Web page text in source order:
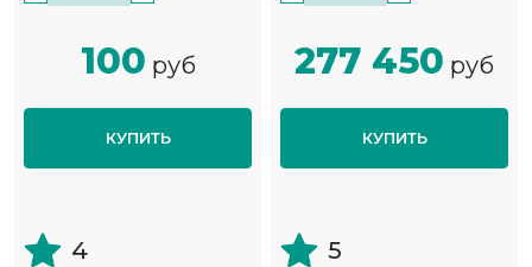
100 руб
КУПИТЬ
4
277 450 руб
КУПИТЬ
5